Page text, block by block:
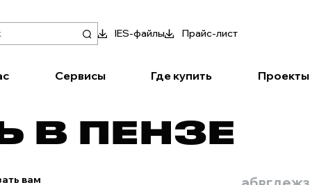
IES-файлы Прайс-лист
Сервисы Где купить Проекты
В ПЕНЗЕ
вам